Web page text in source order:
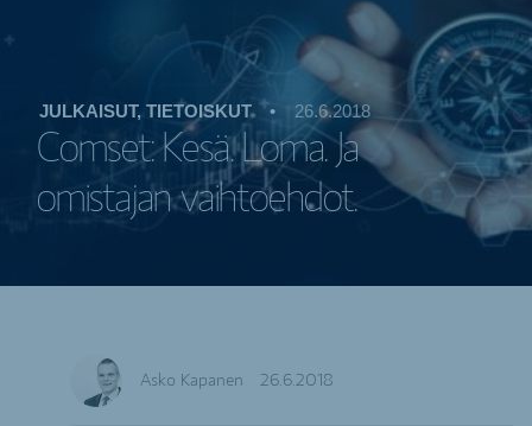
JULKAISUT, TIETOISKUT • 26.6.2018
Comset: Kesä. Loma. Ja
omistajan vaihtoehdot.
Asko Kapanen 26.6.2018